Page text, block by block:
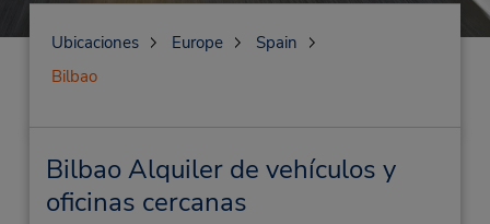
Ubicaciones Europe
Spain
Bilbao
Bilbao Alquiler de vehículos y
oficinas cercanas